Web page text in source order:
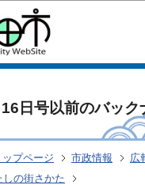
このページの本文へ移動
日号以前のバック
ップページ 市政情報
広
の街さかた